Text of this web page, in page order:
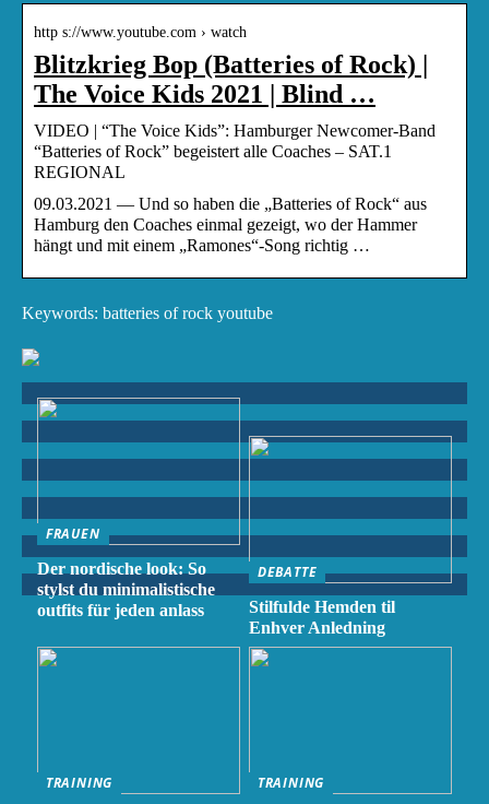
http s://www.youtube.com › watch
Blitzkrieg Bop (Batteries of Rock) |
The Voice Kids 2021 | Blind …
VIDEO | “The Voice Kids”: Hamburger Newcomer-Band
“Batteries of Rock” begeistert alle Coaches – SAT.1
REGIONAL
09.03.2021 — Und so haben die „Batteries of Rock“ aus
Hamburg den Coaches einmal gezeigt, wo der Hammer
hängt und mit einem „Ramones“-Song richtig …
Keywords: batteries of rock youtube
FRAUEN
Der nordische look: So
stylst du minimalistische
outfits für jeden anlass
DEBATTE
Stilfulde Hemden til
Enhver Anledning
TRAINING
TRAINING